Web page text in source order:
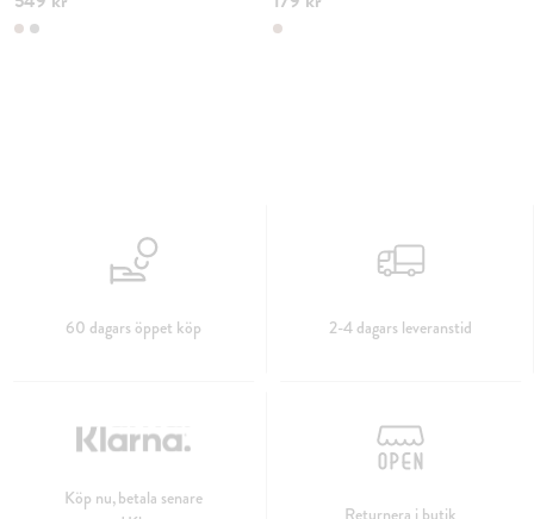
60 dagars öppet köp 2-4 dagars leveranstid
Köp nu, betala senare
Returnera i butik